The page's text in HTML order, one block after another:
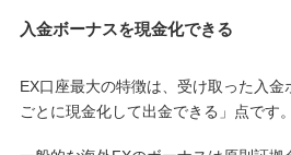
入金ボーナスを現金化できる
EX口座最大の特徴は、受け取った入
ごとに現金化して出金できる」点です。